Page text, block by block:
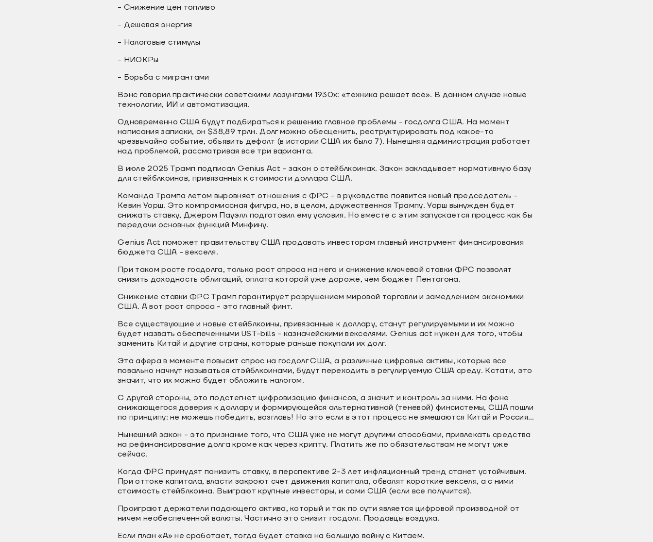
- Снижение цен топливо
- Дешевая энергия
- Налоговые стимулы
- НИОКРы
- Борьба с мигрантами
Вэнс говорил практически советскими лозунгами 1930х: «техника решает всё». В данном случае новые
технологии, ИИ и автоматизация.
Одновременно США будут подбираться к решению главное проблемы - госдолга США. На момент
написания записки, он $38,89 трлн. Долг можно обесценить, реструктурировать под какое-то
чрезвычайно событие, объявить дефолт (в истории США их было 7). Нынешняя администрация работает
над проблемой, рассматривая все три варианта.
В июле 2025 Трамп подписал Genius Act - закон о стейблкоинах. Закон закладывает нормативную базу
для стейблкоинов, привязанных к стоимости доллара США.
Команда Трампа летом выровняет отношения с ФРС - в руковдстве появится новый председатель -
Кевин Уорш. Это компромиссная фигура, но, в целом, дружественная Трампу. Уорш вынужден будет
снижать ставку, Джером Пауэлл подготовил ему условия. Но вместе с этим запускается процесс как бы
передачи основных функций Минфину.
Genius Act поможет правительству США продавать инвесторам главный инструмент финансирования
бюджета США - векселя.
При таком росте госдолга, только рост спроса на него и снижение ключевой ставки ФРС позволят
снизить доходность облигаций, оплата которой уже дороже, чем бюджет Пентагона.
Снижение ставки ФРС Трамп гарантирует разрушением мировой торговли и замедлением экономики
США. А вот рост спроса - это главный финт.
Все существующие и новые стейблкоины, привязанные к доллару, станут регулируемыми и их можно
будет назвать обеспеченными UST-bills - казначейскими векселями. Genius act нужен для того, чтобы
заменить Китай и другие страны, которые раньше покупали их долг.
Эта афера в моменте повысит спрос на госдолг США, а различные цифровые активы, которые все
повально начнут называться стэйблкоинами, будут переходить в регулируемую США среду. Кстати, это
значит, что их можно будет обложить налогом.
С другой стороны, это подстегнет цифровизацию финансов, а значит и контроль за ними. На фоне
снижающегося доверия к доллару и формирующейся альтернативной (теневой) финсистемы, США пошли
по принципу: не можешь победить, возглавь! Но это если в этот процесс не вмешаются Китай и Россия…
Нынешний закон - это признание того, что США уже не могут другими способами, привлекать средства
на рефинансирование долга кроме как через крипту. Платить же по обязательствам не могут уже
сейчас.
Когда ФРС принудят понизить ставку, в перспективе 2-3 лет инфляционный тренд станет устойчивым.
При оттоке капитала, власти закроют счет движения капитала, обвалят короткие векселя, а с ними
стоимость стейблкоина. Выиграют крупные инвесторы, и сами США (если все получится).
Проиграют держатели падающего актива, который и так по сути является цифровой производной от
ничем необеспеченной валюты. Частично это снизит госдолг. Продавцы воздуха.
Если план «А» не сработает, тогда будет ставка на большую войну с Китаем.